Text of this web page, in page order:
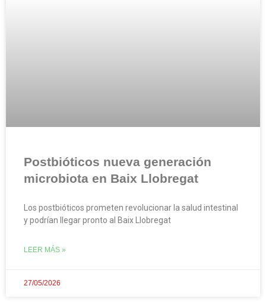
Postbióticos nueva generación
microbiota en Baix Llobregat
Los postbióticos prometen revolucionar la salud intestinal
y podrían llegar pronto al Baix Llobregat
LEER MÁS »
27/05/2026